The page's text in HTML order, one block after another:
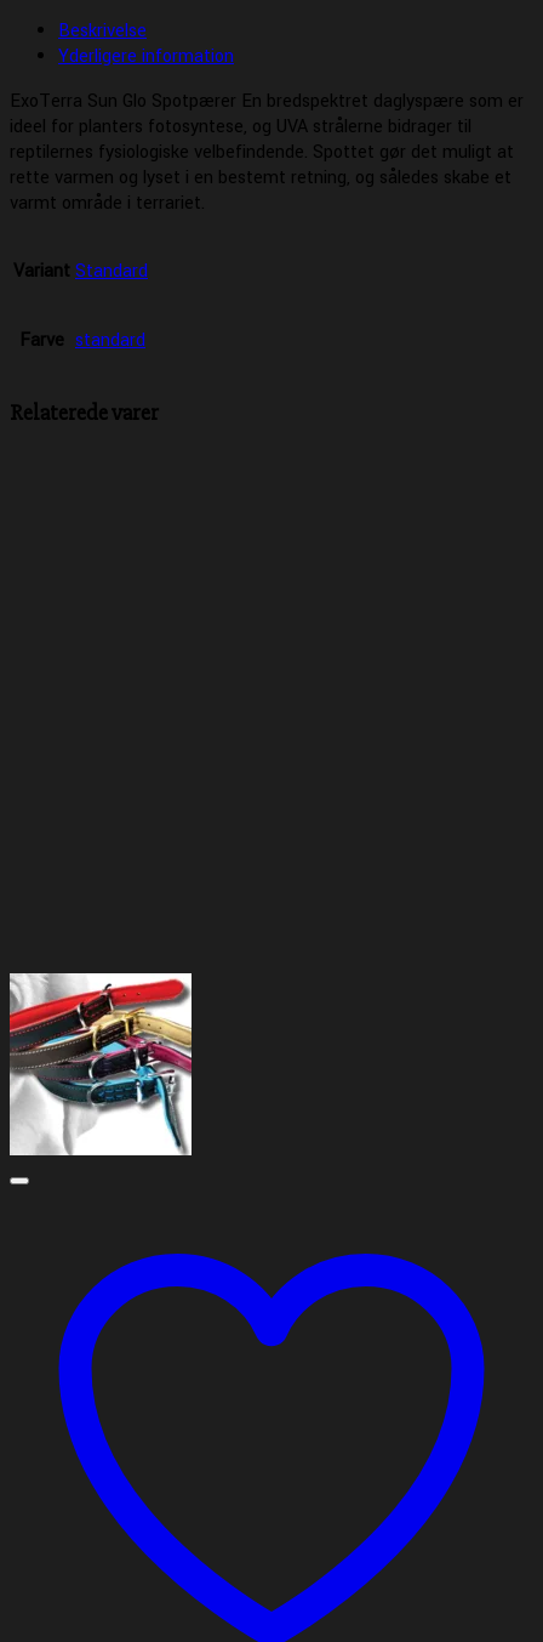
Beskrivelse
Yderligere information
ExoTerra Sun Glo Spotpærer En bredspektret daglyspære som er
ideel for planters fotosyntese, og UVA strålerne bidrager til
reptilernes fysiologiske velbefindende. Spottet gør det muligt at
rette varmen og lyset i en bestemt retning, og således skabe et
varmt område i terrariet.
Variant Standard
Farve standard
Relaterede varer